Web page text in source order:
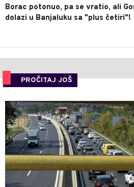
Borac potonuo, pa se vratio, ali
dolazi u Banjaluku sa "plus četiri"!
PROČITAJ JOŠ